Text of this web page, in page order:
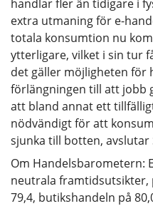
handlar fler än tidigare i
extra utmaning för e-
totala konsumtion nu
ytterligare, vilket i sin tur
det gäller möjligheten för
förlängningen till att jobb
att bland annat ett
nödvändigt för att
sjunka till botten, avslutar
Om Handelsbarometern:
neutrala framtidsutsikter,
79,4, butikshandeln på